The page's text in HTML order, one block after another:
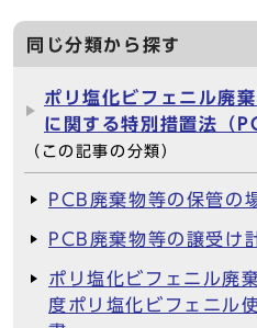
同じ分類から探す
ポリ塩化ビフェニル廃
に関する特別措置法（
（この記事の分類）
PCB廃棄物等の保管の
PCB廃棄物等の譲受け
ポリ塩化ビフェニル廃
度ポリ塩化ビフェニル